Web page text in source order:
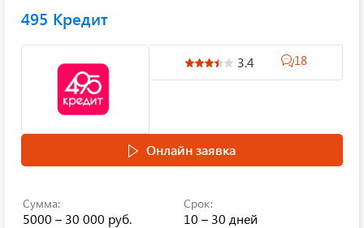
495 Кредит
3.4 18
Онлайн заявка
Сумма:
5000 – 30 000 руб.
Срок:
10 – 30 дней